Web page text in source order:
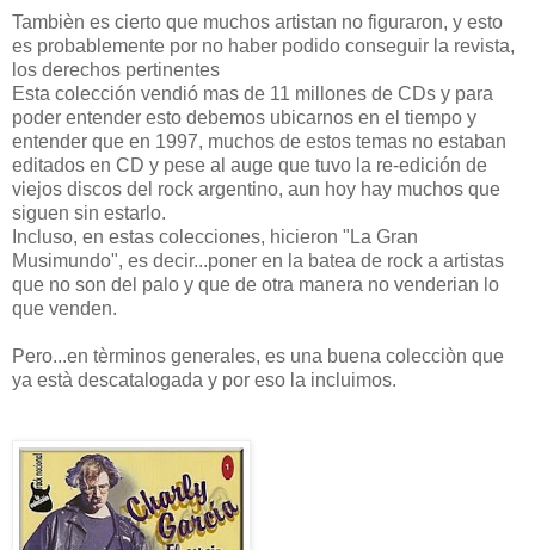
Tambièn es cierto que muchos artistan no figuraron, y esto
es probablemente por no haber podido conseguir la revista,
los derechos pertinentes
Esta colección vendió mas de 11 millones de CDs y para
poder entender esto debemos ubicarnos en el tiempo y
entender que en 1997, muchos de estos temas no estaban
editados en CD y pese al auge que tuvo la re-edición de
viejos discos del rock argentino, aun hoy hay muchos que
siguen sin estarlo.
Incluso, en estas colecciones, hicieron "La Gran
Musimundo", es decir...poner en la batea de rock a artistas
que no son del palo y que de otra manera no venderian lo
que venden.
Pero...en tèrminos generales, es una buena colecciòn que
ya està descatalogada y por eso la incluimos.